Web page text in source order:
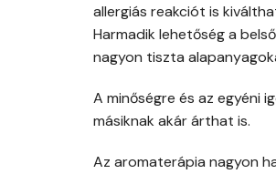
allergiás reakciót is
Harmadik lehetőség a
nagyon tiszta
A minőségre és az egyéni
másiknak akár árthat is.
Az aromaterápia nagyon